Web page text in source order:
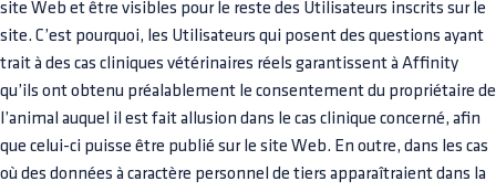
site Web et être visibles pour le reste des Utilisateurs inscrits sur le
site. C’est pourquoi, les Utilisateurs qui posent des questions ayant
trait à des cas cliniques vétérinaires réels garantissent à Affinity
qu’ils ont obtenu préalablement le consentement du propriétaire de
l’animal auquel il est fait allusion dans le cas clinique concerné, afin
que celui-ci puisse être publié sur le site Web. En outre, dans les cas
où des données à caractère personnel de tiers apparaîtraient dans la